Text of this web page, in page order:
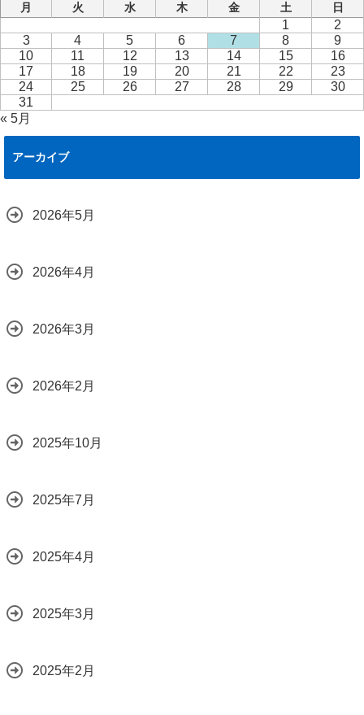
月
火 水 木 金 土 日
1
2
3
4 5 6 7 8
9
10
11 12 13 14 15
16
17
18 19 20 21 22
23
24
25 26 27 28 29
30
31
« 5月
アーカイブ
2026年5月
2026年4月
2026年3月
2026年2月
2025年10月
2025年7月
2025年4月
2025年3月
2025年2月